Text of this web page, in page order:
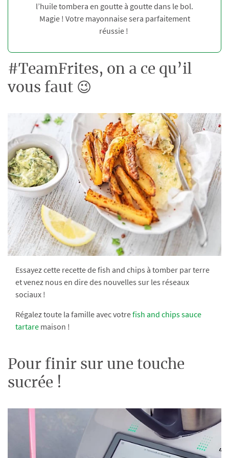
l’huile tombera en goutte à goutte dans le bol.
Magie ! Votre mayonnaise sera parfaitement
réussie !
#TeamFrites, on a ce qu’il
vous faut 😉
Essayez cette recette de fish and chips à tomber par terre
et venez nous en dire des nouvelles sur les réseaux
sociaux !
Régalez toute la famille avec votrefish and chips sauce
tartare maison !
Pour finir sur une touche
sucrée !